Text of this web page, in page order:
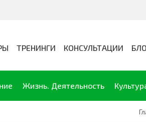
ТРЕНИНГИ КОНСУЛЬТАЦИИ
Жизнь. Деятельность